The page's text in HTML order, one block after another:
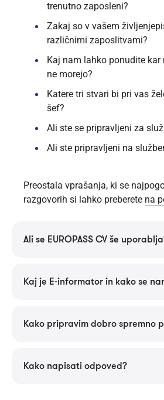
trenutno zaposleni?
Zakaj so v vašem
različnimi zaposlitvami?
Kaj nam lahko ponudite
ne morejo?
Katere tri stvari bi pri vas
šef?
Ali ste se pripravljeni za
Ali ste pripravljeni na
Preostala vprašanja, ki se
razgovorih si lahko preberete na
Ali se EUROPASS CV še
Kaj je E-informator in kako se
Kako pripravim dobro spremno
Kako napisati odpoved?